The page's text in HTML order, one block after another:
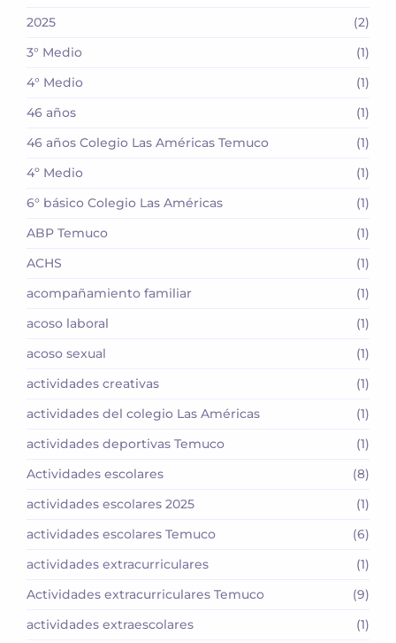
2025
(2)
3° Medio
(1)
4° Medio
(1)
46 años
(1)
46 años Colegio Las Américas Temuco
(1)
4º Medio
(1)
6° básico Colegio Las Américas
(1)
ABP Temuco
(1)
ACHS
(1)
acompañamiento familiar
(1)
acoso laboral
(1)
acoso sexual
(1)
actividades creativas
(1)
actividades del colegio Las Américas
(1)
actividades deportivas Temuco
(1)
Actividades escolares
(8)
actividades escolares 2025
(1)
actividades escolares Temuco
(6)
actividades extracurriculares
(1)
Actividades extracurriculares Temuco
(9)
actividades extraescolares
(1)